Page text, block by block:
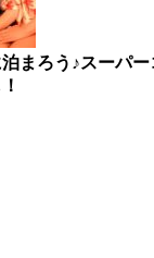
まろう♪スーパ